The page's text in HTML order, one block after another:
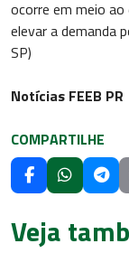
ocorre em meio
elevar a demanda
SP)
Notícias FEEB PR
COMPARTILHE
Veja